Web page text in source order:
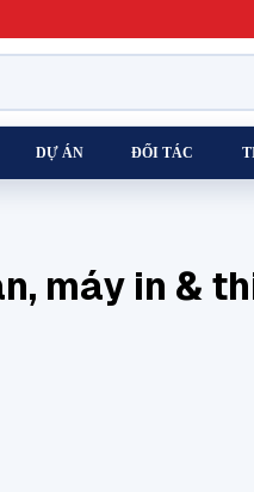
DỰ ÁN ĐỐI TÁC
máy in &